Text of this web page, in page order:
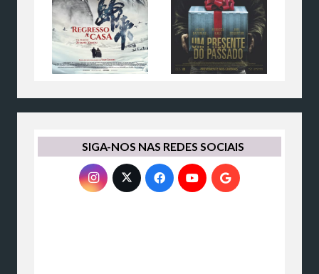
SIGA-NOS NAS REDES SOCIAIS